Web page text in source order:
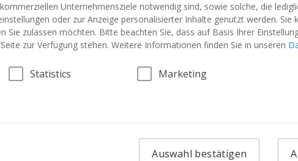
FAHRZEUG
Unternehmensziele notwendig sind, sowie solche, die
oder zur Anzeige personalisierter Inhalte genutzt werden. Sie
Sie zulassen möchten. Bitte beachten Sie, dass auf Basis Ihrer
zur Verfügung stehen. Weitere Informationen finden Sie in unseren
Statistics Marketing
Auswahl bestätigen